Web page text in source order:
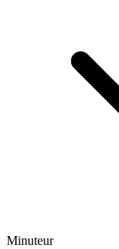
Minuteur